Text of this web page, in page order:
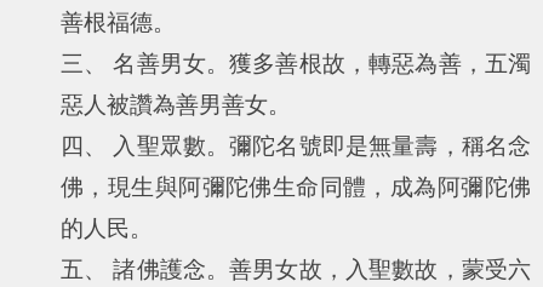
善根福德。
三、 名善男女。獲多善根故，轉惡為善，五濁
惡人被讚為善男善女。
四、 入聖眾數。彌陀名號即是無量壽，稱名念
佛，現生與阿彌陀佛生命同體，成為阿彌陀佛
的人民。
五、 諸佛護念。善男女故，入聖數故，蒙受六